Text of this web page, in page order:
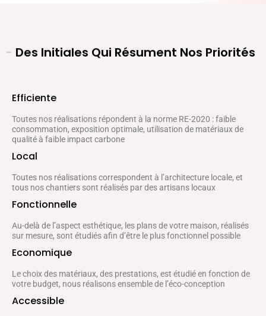
- Des Initiales Qui Résument Nos Priorités
Efficiente
Toutes nos réalisations répondent à la norme RE-2020 : faible
consommation, exposition optimale, utilisation de matériaux de
qualité à faible impact carbone
Local
Toutes nos réalisations correspondent à l’architecture locale, et
tous nos chantiers sont réalisés par des artisans locaux
Fonctionnelle
Au-delà de l’aspect esthétique, les plans de votre maison, réalisés
sur mesure, sont étudiés afin d’être le plus fonctionnel possible
Economique
Le choix des matériaux, des prestations, est étudié en fonction de
votre budget, nous réalisons ensemble de l’éco-conception
Accessible